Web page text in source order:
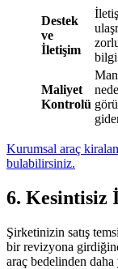
Destek
ve
İletişim
Maliyet
Kontrolü
Kurumsal araç
bulabilirsiniz.
6. Kesintisiz
Şirketinizin satış
bir revizyona
araç bedelinden